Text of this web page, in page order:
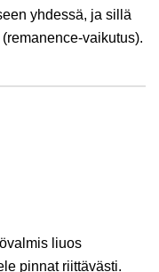
yhdessä, ja sillä
vaikutus).
liuos
pinnat riittävästi.